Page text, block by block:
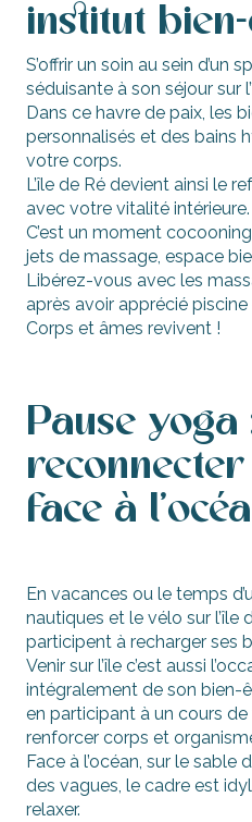
institut
S’offrir un soin au sein d’un
séduisante à son séjour sur
Dans ce havre de paix, les
personnalisés et des bains
votre corps.
L’île de Ré devient ainsi le
avec votre vitalité intérieure.
C’est un moment
jets de massage, espace
Libérez-vous avec les
après avoir apprécié piscine
Corps et âmes revivent !
Pause yoga
face à
En vacances ou le temps
nautiques et le vélo sur l’île
participent à recharger ses
Venir sur l’île c’est aussi
intégralement de son bien-
en participant à un cours
renforcer corps et
Face à l’océan, sur le sable
des vagues, le cadre est
relaxer.